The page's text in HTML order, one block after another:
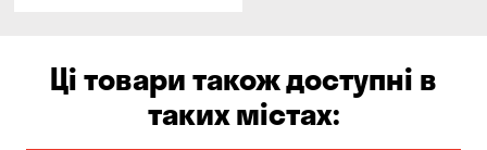
Ці товари також доступні в
таких містах: